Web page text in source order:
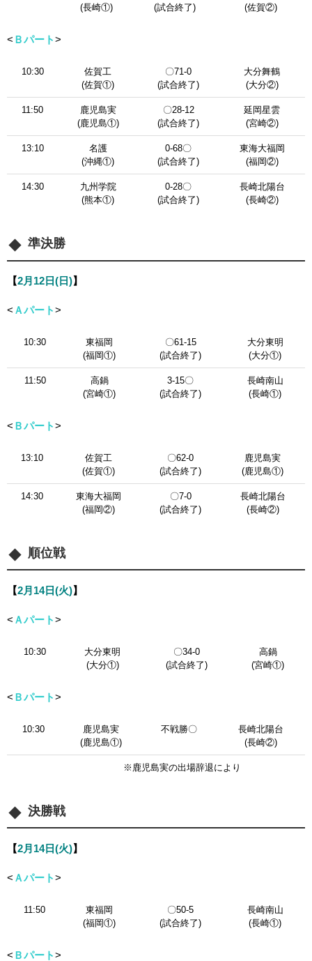
(長崎①) (試合終了) (佐賀②)
< Ｂパート >
10:30
佐賀工
(佐賀①)
〇71-0
(試合終了)
大分舞鶴
(大分②)
11:50
鹿児島実
(鹿児島①)
〇28-12
(試合終了)
延岡星雲
(宮崎②)
13:10
名護
(沖縄①)
0-68〇
(試合終了)
東海大福岡
(福岡②)
14:30
九州学院
(熊本①)
0-28〇
(試合終了)
長崎北陽台
(長崎②)
準決勝
【2月12日(日) 】
< Ａパート >
10:30
東福岡
(福岡①)
〇61-15
(試合終了)
大分東明
(大分①)
11:50
高鍋
(宮崎①)
3-15〇
(試合終了)
長崎南山
(長崎①)
< Ｂパート >
13:10
佐賀工
(佐賀①)
〇62-0
(試合終了)
鹿児島実
(鹿児島①)
14:30
東海大福岡
(福岡②)
〇7-0
(試合終了)
長崎北陽台
(長崎②)
順位戦
【2月14日(火) 】
< Ａパート >
10:30
大分東明
(大分①)
〇34-0
(試合終了)
高鍋
(宮崎①)
< Ｂパート >
10:30
鹿児島実
(鹿児島①)
不戦勝〇
長崎北陽台
(長崎②)
※鹿児島実の出場辞退により
決勝戦
【2月14日(火)】
< Ａパート >
11:50
東福岡
(福岡①)
〇50-5
(試合終了)
長崎南山
(長崎①)
< Ｂパート >